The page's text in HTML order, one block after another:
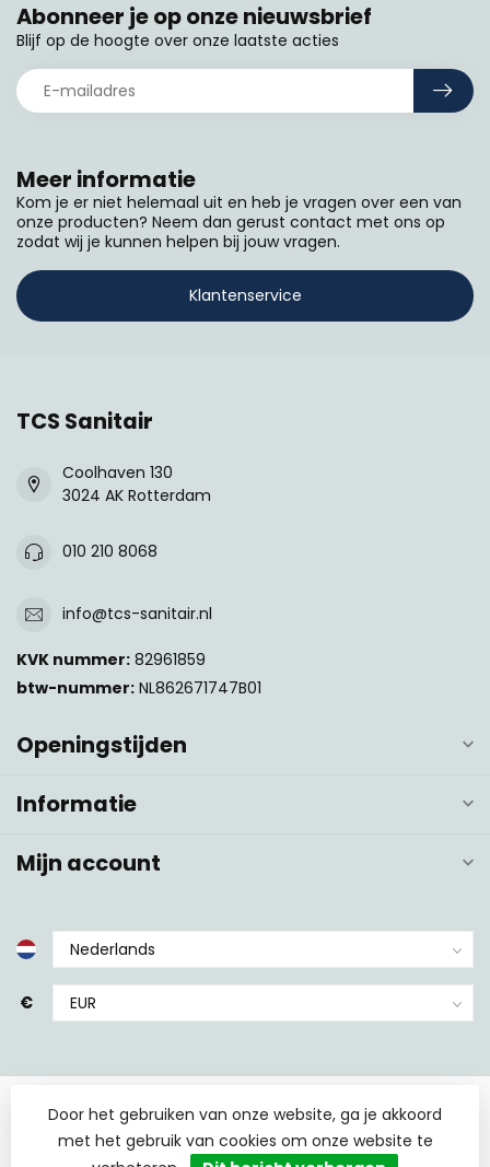
Meer informatie
Kom je er niet helemaal uit en heb je vragen over een van
onze producten? Neem dan gerust contact met ons op
zodat wij je kunnen helpen bij jouw vragen.
Klantenservice
Abonneer je op onze nieuwsbrief
Blijf op de hoogte over onze laatste acties
TCS Sanitair
Coolhaven 130
3024 AK Rotterdam
010 210 8068
info@tcs-sanitair.nl
KVK nummer: 82961859
btw-nummer: NL862671747B01
Openingstijden
Informatie
Mijn account
€
Door het gebruiken van onze website, ga je akkoord
met het gebruik van cookies om onze website te